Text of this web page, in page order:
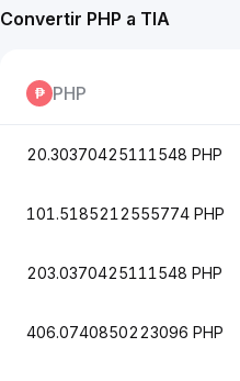
Convertir PHP a TIA
PHP
20.30370425111548 PHP
101.5185212555774 PHP
203.0370425111548 PHP
406.0740850223096 PHP